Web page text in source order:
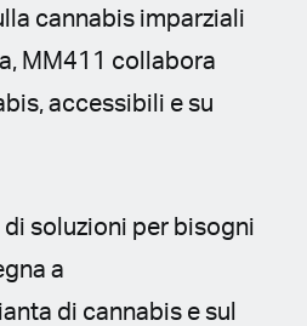
cannabis imparziali
MM411 collabora
accessibili e su
di soluzioni per bisogni
a
di cannabis e sul